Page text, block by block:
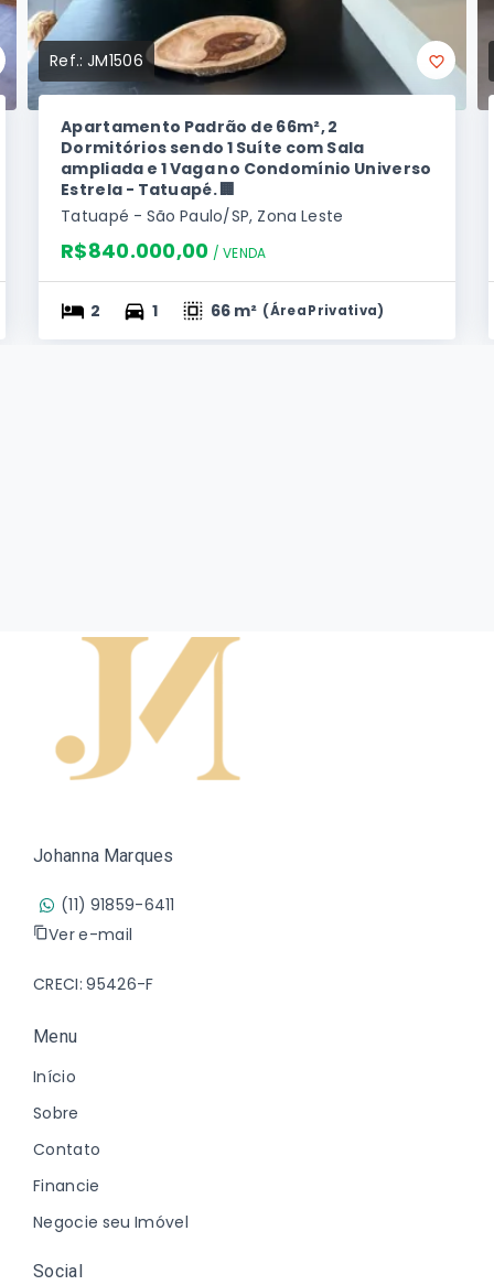
Ref.:JM1506
Apartamento Padrão de 66m², 2
Dormitórios sendo 1 Suíte com Sala
ampliada e 1 Vaga no Condomínio Universo
Estrela - Tatuapé. 🏢
Tatuapé - São Paulo/SP, Zona Leste
R$840.000,00 / VENDA
2 1 66 m² (Área Privativa)
Johanna Marques
(11) 91859-6411
Ver e-mail
CRECI: 95426-F
Menu
Início
Sobre
Contato
Financie
Negocie seu Imóvel
Social